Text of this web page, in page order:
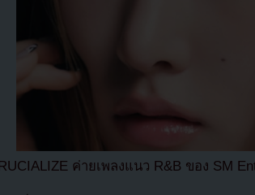
ค่ายเพลงแนว R&B ของ SM